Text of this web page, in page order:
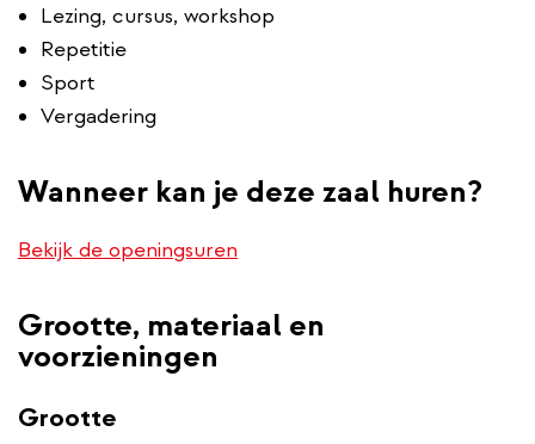
Lezing, cursus, workshop
Repetitie
Sport
Vergadering
Wanneer kan je deze zaal huren?
Bekijk de openingsuren
Grootte, materiaal en
voorzieningen
Grootte